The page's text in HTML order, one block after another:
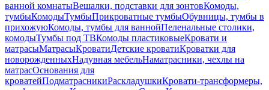
ванной комнатыВешалки, подставки для зонтовКомоды,
тумбыКомодыТумбыПрикроватные тумбыОбувницы, тумбы в
прихожуюКомоды, тумбы для ваннойПеленальные столики,
комодыТумбы под ТВКомоды пластиковыеКровати и
матрасыМатрасыКроватиДетские кроватиКроватки для
новорожденныхНадувная мебельНаматрасники, чехлы на
матрасОснования для
кроватейПодматрасникиРаскладушкиКровати-трансформеры,